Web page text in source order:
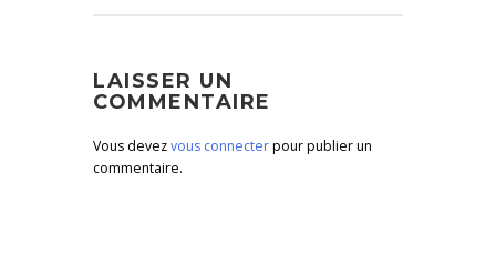
LAISSER UN
COMMENTAIRE
Vous devezvous connecterpour publier un
commentaire.